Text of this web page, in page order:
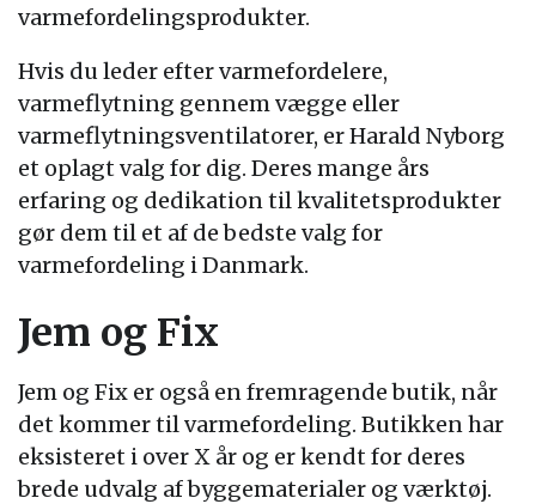
varmefordelingsprodukter.
Hvis du leder efter varmefordelere,
varmeflytning gennem vægge eller
varmeflytningsventilatorer, er Harald Nyborg
et oplagt valg for dig. Deres mange års
erfaring og dedikation til kvalitetsprodukter
gør dem til et af de bedste valg for
varmefordeling i Danmark.
Jem og Fix
Jem og Fix er også en fremragende butik, når
det kommer til varmefordeling. Butikken har
eksisteret i over X år og er kendt for deres
brede udvalg af byggematerialer og værktøj.